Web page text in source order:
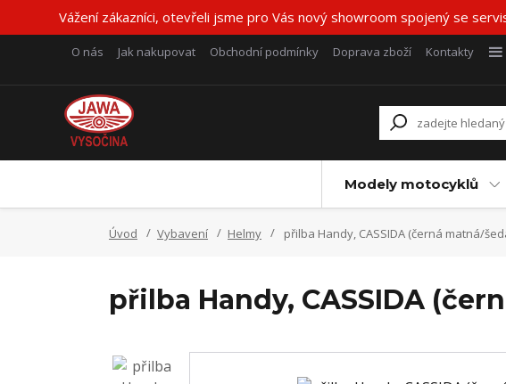
Vážení zákazníci, otevřeli jsme pro Vás nový showroom spojený se
O nás Jak nakupovat Obchodní podmínky Doprava zboží Kontakty
Modely motocyklů
Úvod Vybavení Helmy přilba Handy, CASSIDA (černá matná/
přilba Handy, CASSIDA